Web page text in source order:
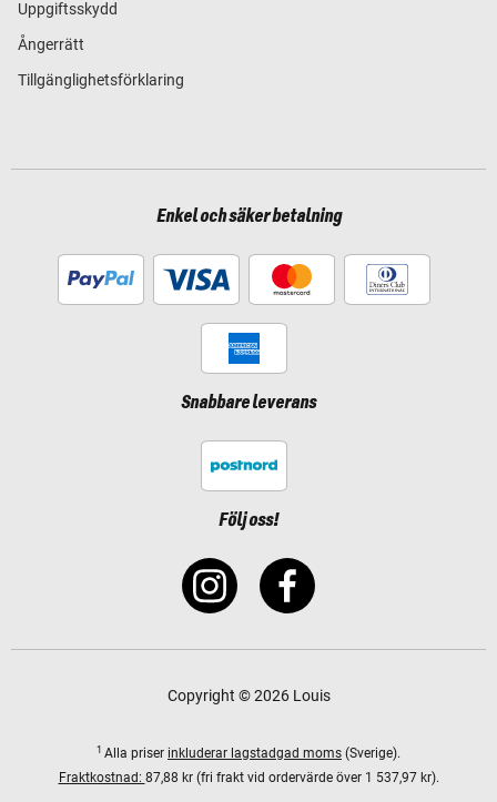
Uppgiftsskydd
Ångerrätt
Tillgänglighetsförklaring
Enkel och säker betalning
Snabbare leverans
Följ oss!
Copyright © 2026 Louis
1 Alla priser inkluderar lagstadgad moms (Sverige).
Fraktkostnad: 87,88 kr (fri frakt vid ordervärde över 1 537,97 kr).